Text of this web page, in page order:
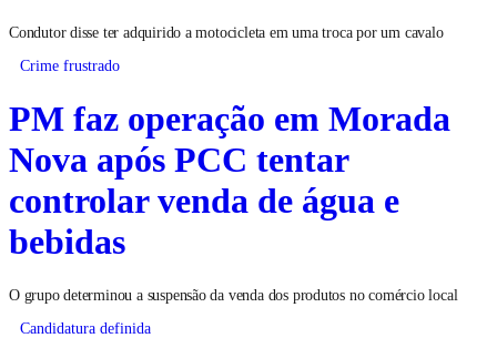
Condutor disse ter adquirido a motocicleta em uma troca por um cavalo
Crime frustrado
PM faz operação em Morada
Nova após PCC tentar
controlar venda de água e
bebidas
O grupo determinou a suspensão da venda dos produtos no comércio local
Candidatura definida